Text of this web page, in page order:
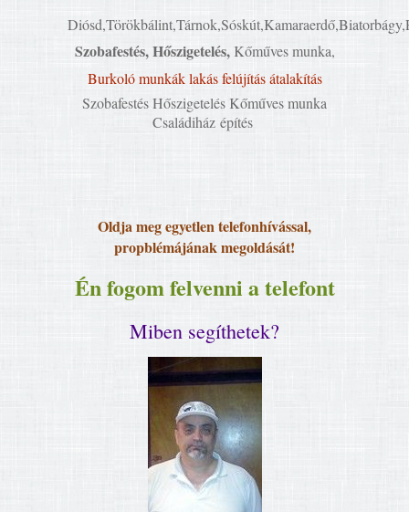
Szobafestés, Hőszigetelés,Kőműves munka,
Burkoló munkák lakás felújítás átalakítás
Szobafestés Hőszigetelés Kőműves munka
Családiház építés
Oldja meg egyetlen telefonhívással,
propblémájának megoldását!
Én fogom felvenni a telefont
Miben segíthetek?